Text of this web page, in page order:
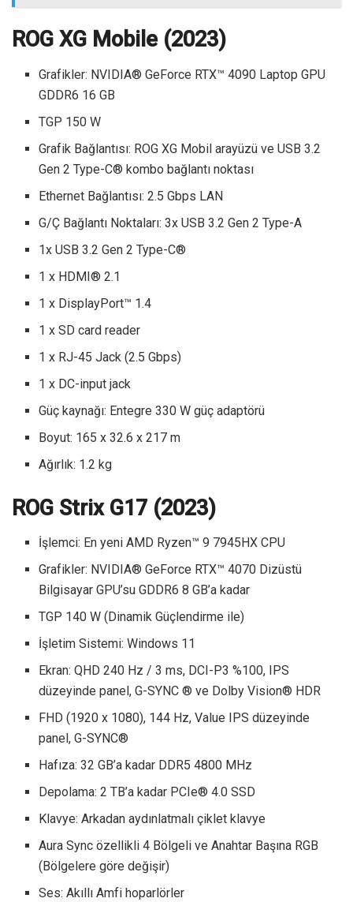
ROG XG Mobile (2023)
Grafikler: NVIDIA® GeForce RTX™ 4090 Laptop GPU
GDDR6 16 GB
TGP 150 W
Grafik Bağlantısı: ROG XG Mobil arayüzü ve USB 3.2
Gen 2 Type-C® kombo bağlantı noktası
Ethernet Bağlantısı: 2.5 Gbps LAN
G/Ç Bağlantı Noktaları: 3x USB 3.2 Gen 2 Type-A
1x USB 3.2 Gen 2 Type-C®
1 x HDMI® 2.1
1 x DisplayPort™ 1.4
1 x SD card reader
1 x RJ-45 Jack (2.5 Gbps)
1 x DC-input jack
Güç kaynağı: Entegre 330 W güç adaptörü
Boyut: 165 x 32.6 x 217 m
Ağırlık: 1.2 kg
ROG Strix G17 (2023)
İşlemci: En yeni AMD Ryzen™ 9 7945HX CPU
Grafikler: NVIDIA® GeForce RTX™ 4070 Dizüstü
Bilgisayar GPU’su GDDR6 8 GB’a kadar
TGP 140 W (Dinamik Güçlendirme ile)
İşletim Sistemi: Windows 11
Ekran: QHD 240 Hz / 3 ms, DCI-P3 %100, IPS
düzeyinde panel, G-SYNC ® ve Dolby Vision® HDR
FHD (1920 x 1080), 144 Hz, Value IPS düzeyinde
panel, G-SYNC®
Hafıza: 32 GB’a kadar DDR5 4800 MHz
Depolama: 2 TB’a kadar PCIe® 4.0 SSD
Klavye: Arkadan aydınlatmalı çiklet klavye
Aura Sync özellikli 4 Bölgeli ve Anahtar Başına RGB
(Bölgelere göre değişir)
Ses: Akıllı Amfi hoparlörler